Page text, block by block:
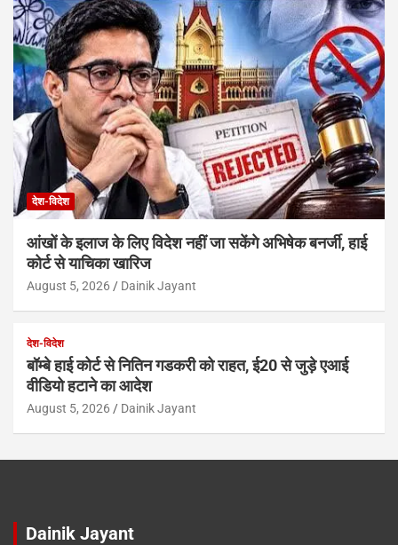
देश-विदेश
आंखों के इलाज के लिए विदेश नहीं जा सकेंगे अभिषेक बनर्जी, हाई
कोर्ट से याचिका खारिज
August 5, 2026 Dainik Jayant
देश-विदेश
बॉम्बे हाई कोर्ट से नितिन गडकरी को राहत, ई20 से जुड़े एआई
वीडियो हटाने का आदेश
August 5, 2026 Dainik Jayant
Dainik Jayant